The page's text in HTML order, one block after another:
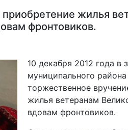
жилья
фронтовиков.
10 декабря 2012 года в
муниципального
торжественное
жилья ветеранам
вдовам фронтовиков.